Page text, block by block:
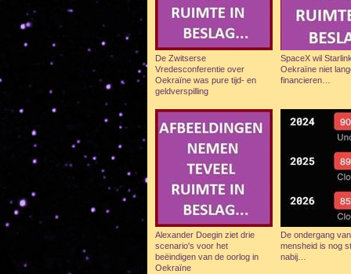
De Zwitserse
Vredesconferentie over
Oekraïne was pure tijd- en
geldverspilling
SpaceX wil
Oekraïne niet
financieren…
Alexander Doegin ziet drie
scenario's voor het
beëindigen van de oorlog in
Oekraïne
De ondergang
mensheid is nog
nabij…